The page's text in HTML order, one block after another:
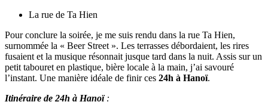
La rue de Ta Hien
Pour conclure la soirée, je me suis rendu dans la rue Ta Hien,
surnommée la « Beer Street ». Les terrasses débordaient, les rires
fusaient et la musique résonnait jusque tard dans la nuit. Assis sur un
petit tabouret en plastique, bière locale à la main, j’ai savouré
l’instant. Une manière idéale de finir ces 24h à Hanoï.
Itinéraire de 24h à Hanoï: